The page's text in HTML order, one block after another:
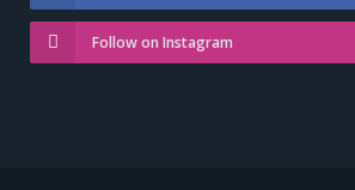
Follow on Instagram